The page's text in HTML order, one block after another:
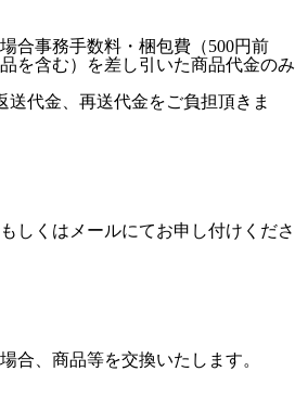
合事務手数料・梱包費（500円前
を含む）を差し引いた商品代金のみ
送代金、再送代金をご負担頂きま
しくはメールにてお申し付けくださ
合、商品等を交換いたします。